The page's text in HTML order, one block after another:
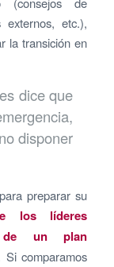
externos, etc.),
la transición en
dice que
disponer
preparar su
los líderes
de un plan
Si comparamos